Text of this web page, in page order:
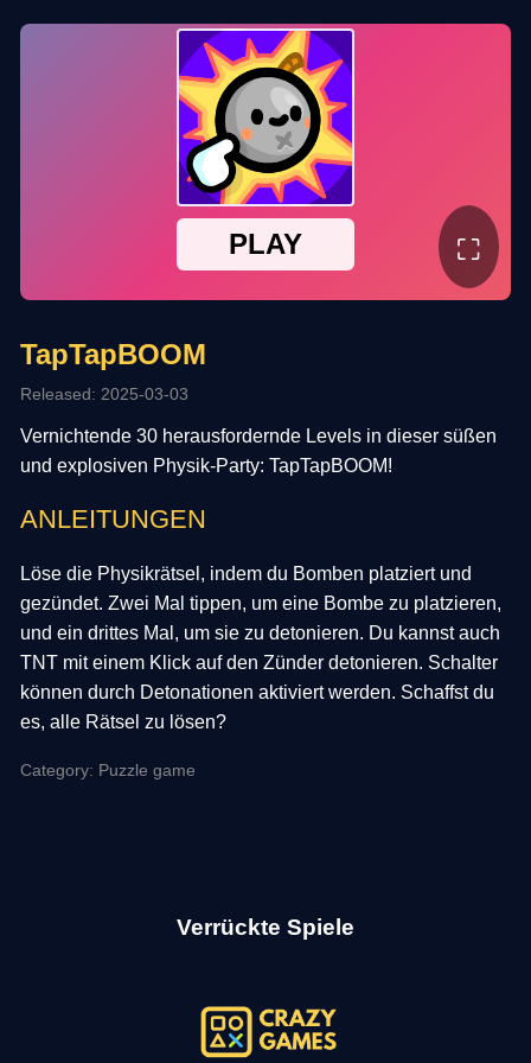
⛶
TapTapBOOM
Released: 2025-03-03
Vernichtende 30 herausfordernde Levels in dieser süßen
und explosiven Physik-Party: TapTapBOOM!
ANLEITUNGEN
Löse die Physikrätsel, indem du Bomben platziert und
gezündet. Zwei Mal tippen, um eine Bombe zu platzieren,
und ein drittes Mal, um sie zu detonieren. Du kannst auch
TNT mit einem Klick auf den Zünder detonieren. Schalter
können durch Detonationen aktiviert werden. Schaffst du
es, alle Rätsel zu lösen?
Category: Puzzle game
Verrückte Spiele